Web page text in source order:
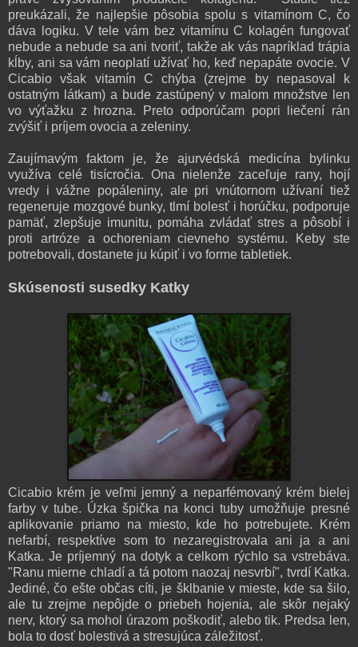
preukázali, že najlepšie pôsobia spolu s vitamínom C, čo
dáva logiku. V tele vám bez vitamínu C kolagén fungovať
nebude a nebude sa ani tvoriť, takže ak vás napríklad trápia
kĺby, ani sa vám neoplatí užívať ho, keď nepapáte ovocie. V
Cicabio však vitamín C chýba (zrejme by nepasoval k
ostatným látkam) a bude zastúpený v malom množstve len
vo výťažku z hrozna. Preto odporúčam popri liečení rán
zvýšiť i príjem ovocia a zeleniny.
Zaujímavým faktom je, že ajurvédská medicína bylinku
využíva celé tisícročia. Ona nielenže zaceľuje rany, hojí
vredy i vážne popáleniny, ale pri vnútornom užívaní tiež
regeneruje mozgové bunky, tlmí bolesť i horúčku, podporuje
pamäť, zlepšuje imunitu, pomáha zvládať stres a pôsobí i
proti artróze a ochoreniam cievneho systému. Keby ste
potrebovali, dostanete ju kúpiť i vo forme tabletiek.
Skúsenosti susedky Katky
Cicabio krém je veľmi jemný a neparfémovaný krém bielej
farby v tube. Úzka špička na konci tuby umožňuje presné
aplikovanie priamo na miesto, kde ho potrebujete. Krém
nefarbí, respektíve som to nezaregistrovala ani ja a ani
Katka. Je príjemný na dotyk a celkom rýchlo sa vstrebáva.
"Ranu mierne chladí a tá potom naozaj nesvrbí", tvrdí Katka.
Jediné, čo ešte občas cíti, je šklbanie v mieste, kde sa šilo,
ale tu zrejme nepôjde o priebeh hojenia, ale skôr nejaký
nerv, ktorý sa mohol úrazom poškodiť, alebo tik. Predsa len,
bola to dosť bolestivá a stresujúca záležitosť.